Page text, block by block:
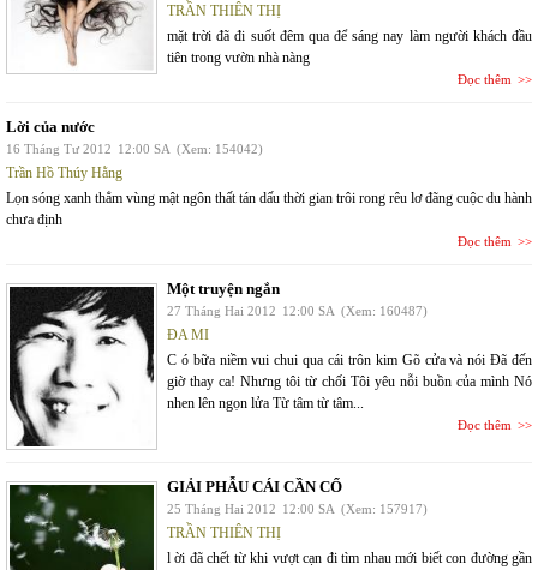
TRẦN THIÊN THỊ
mặt trời đã đi suốt đêm qua để sáng nay làm người khách đầu
tiên trong vườn nhà nàng
Đọc thêm
Lời của nước
16 Tháng Tư 2012 12:00 SA (Xem: 154042)
Trần Hồ Thúy Hằng
Lọn sóng xanh thẳm vùng mật ngôn thất tán dấu thời gian trôi rong rêu lơ đãng cuộc du hành
chưa định
Đọc thêm
Một truyện ngắn
27 Tháng Hai 2012 12:00 SA (Xem: 160487)
ĐA MI
C ó bữa niềm vui chui qua cái trôn kim Gõ cửa và nói Đã đến
giờ thay ca! Nhưng tôi từ chối Tôi yêu nỗi buồn của mình Nó
nhen lên ngọn lửa Từ tâm từ tâm...
Đọc thêm
GIẢI PHẪU CÁI CẦN CỔ
25 Tháng Hai 2012 12:00 SA (Xem: 157917)
TRẦN THIÊN THỊ
l ời đã chết từ khi vượt cạn đi tìm nhau mới biết con đường gần